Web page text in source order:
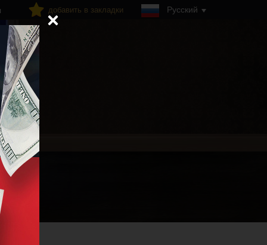
добавить в закладки Русский